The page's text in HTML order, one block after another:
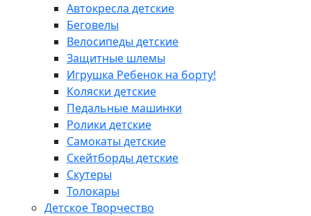
Автокресла детские
Беговелы
Велосипеды детские
Защитные шлемы
Игрушка Ребенок на борту!
Коляски детские
Педальные машинки
Ролики детские
Самокаты детские
Скейтборды детские
Скутеры
Толокары
Детское Творчество